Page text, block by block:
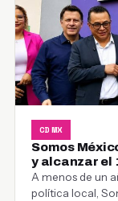
CDMX
Somos
y alcanzar el
A menos de un
política local,